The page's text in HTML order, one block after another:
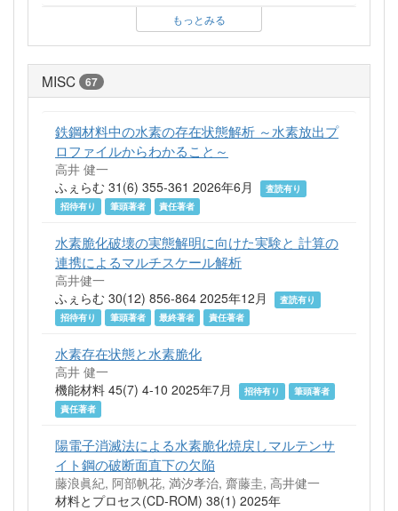
もっとみる
MISC 67
鉄鋼材料中の水素の存在状態解析 ～水素放出プ
ロファイルからわかること～
高井 健一
ふぇらむ 31(6) 355-361 2026年6月
査読有り
招待有り
筆頭著者 責任著者
水素脆化破壊の実態解明に向けた実験と 計算の
連携によるマルチスケール解析
高井健一
ふぇらむ 30(12) 856-864 2025年12月
査読有り
招待有り
筆頭著者 最終著者 責任著者
水素存在状態と水素脆化
高井 健一
機能材料 45(7) 4-10 2025年7月
招待有り
筆頭著者
責任著者
陽電子消滅法による水素脆化焼戻しマルテンサ
イト鋼の破断面直下の欠陥
藤浪眞紀, 阿部帆花, 満汐孝治, 齋藤圭, 高井健一
材料とプロセス(CD-ROM) 38(1) 2025年